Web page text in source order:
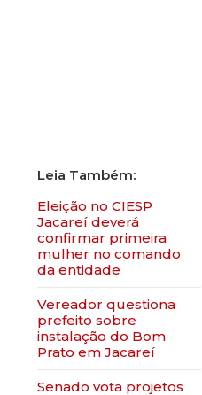
Eleição no CIESP
Jacareí deverá
confirmar primeira
mulher no comando
da entidade
Vereador questiona
prefeito sobre
instalação do Bom
Prato em Jacareí
Senado vota projetos